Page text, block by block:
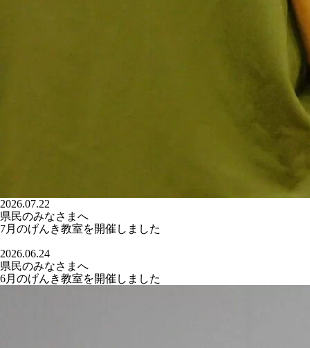
2026.07.22
県民のみなさまへ
7月のげんき教室を開催しました
2026.06.24
県民のみなさまへ
6月のげんき教室を開催しました